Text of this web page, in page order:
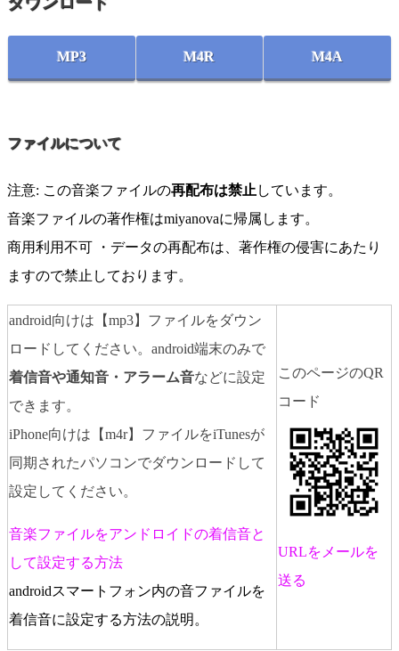
MP3 M4R M4A
ファイルについて
注意: この音楽ファイルの再配布は禁止 しています。
音楽ファイルの著作権はmiyanovaに帰属します。
商用利用不可 ・データの再配布は、著作権の侵害にあたり
ますので禁止しております。
android向けは【mp3】ファイルをダウン
ロードしてください。android端末のみで
着信音や通知音・アラーム音などに設定
できます。
iPhone向けは【m4r】ファイルをiTunesが
同期されたパソコンでダウンロードして
設定してください。
音楽ファイルをアンドロイドの着信音と
して設定する方法
androidスマートフォン内の音ファイルを
着信音に設定する方法の説明。
このページのQR
コード
URLをメールを
送る